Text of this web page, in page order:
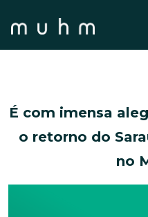
É com imensa
o retorno do
no